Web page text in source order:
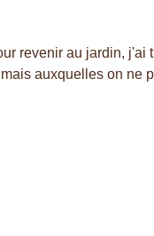
revenir au jardin, j'ai
auxquelles on ne